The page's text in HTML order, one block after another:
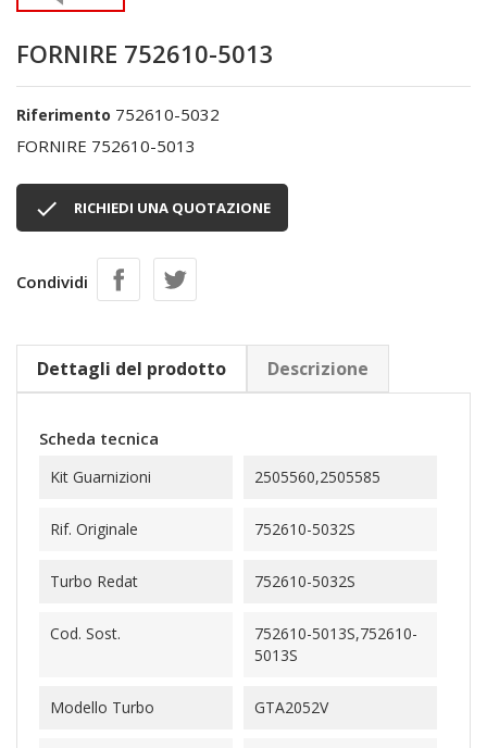
FORNIRE 752610-5013
Riferimento 752610-5032
FORNIRE 752610-5013
 RICHIEDI UNA QUOTAZIONE
Condividi
Dettagli del prodotto Descrizione
Scheda tecnica
Kit Guarnizioni 2505560,2505585
Rif. Originale 752610-5032S
Turbo Redat 752610-5032S
Cod. Sost.
752610-5013S,752610-
5013S
Modello Turbo GTA2052V